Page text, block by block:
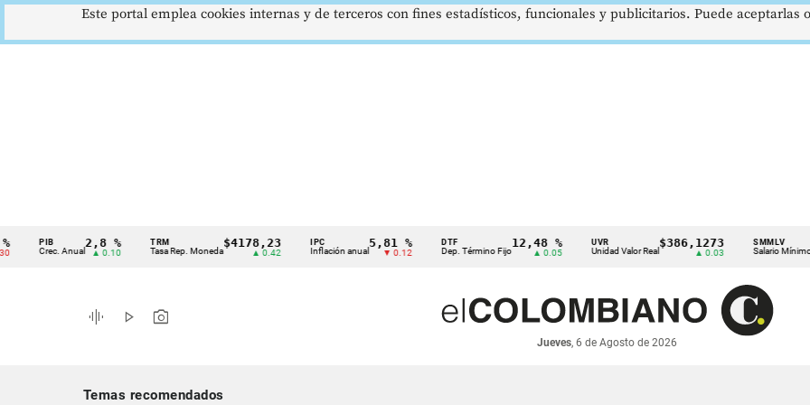
Cintillo
indicadores
económicos
Crec. Anual
2,8 %
▲ 0.10 Tasa Rep. Moneda
$4178,23
▲ 0.42 Inflación anual
5,81 %
▼ 0.12 Dep. Término Fijo
12,48 %
▲ 0.05 Unidad Valor Real
$386,1273
▲ 0.03
SMMLV
Salario Mínimo
graphic_eq play_arrow photo_camera
Jueves, 6 de Agosto de 2026
Temas recomendados
Este portal emplea cookies internas y de terceros con fines estadísticos, funcionales y publicitarios. Puede aceptarlas